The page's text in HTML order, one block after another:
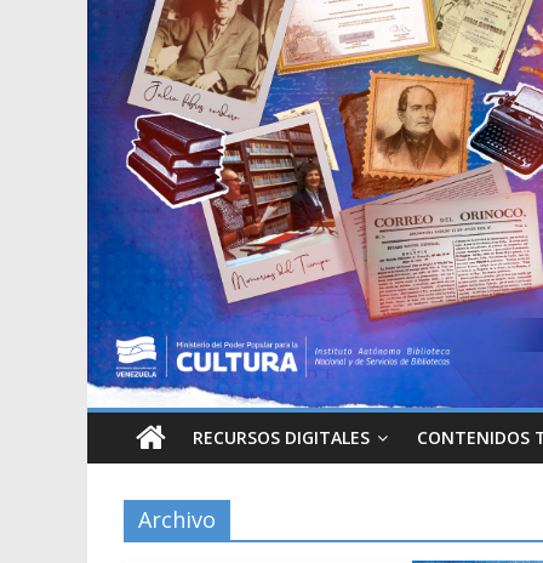
RECURSOS DIGITALES CONTENIDOS
Archivo